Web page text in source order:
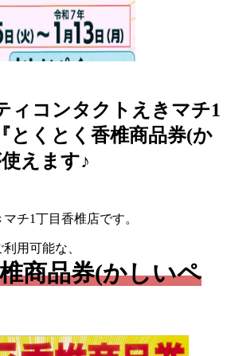
ィコンタクトえきマチ1
とくとく香椎商品券(か
えます♪
チ1丁目香椎店です。
用可能な、
商品券(かしいペ